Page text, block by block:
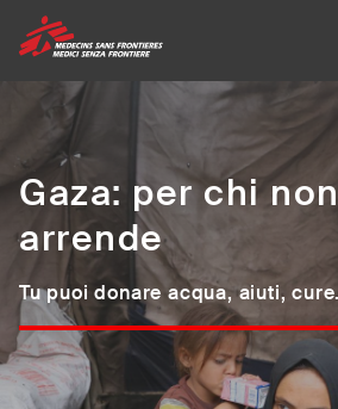
Medici Senza
Gaza: per chi
arrende
Tu puoi donare acqua, aiuti, cure.